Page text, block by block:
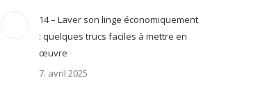
14 – Laver son linge économiquement
: quelques trucs faciles à mettre en
œuvre
7. avril 2025